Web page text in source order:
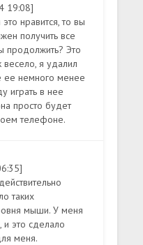
19:08]
нравится, то вы
получить все
продолжить? Это
весело, я удалил
ее немного менее
играть в нее
просто будет
телефоне.
таких
мыши. У меня
и это сделало
меня.